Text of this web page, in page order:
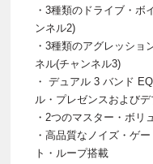
・3種類のドライブ・ボ
ンネル2)
・3種類のアグレッショ
ネル(チャンネル3)
・ デュアル 3 バンド
ル・プレゼンスおよび
・2つのマスター・ボリ
・高品質なノイズ・ゲ
ト・ループ搭載